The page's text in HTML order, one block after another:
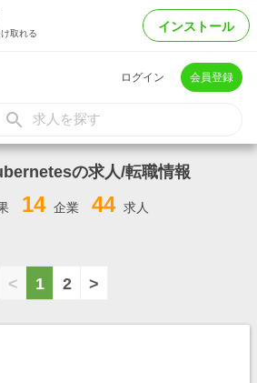
取れる インストール
ログイン 会員登録
求人を探す
の求人/転職情報
14 企業 44 求人
< 1 2 >